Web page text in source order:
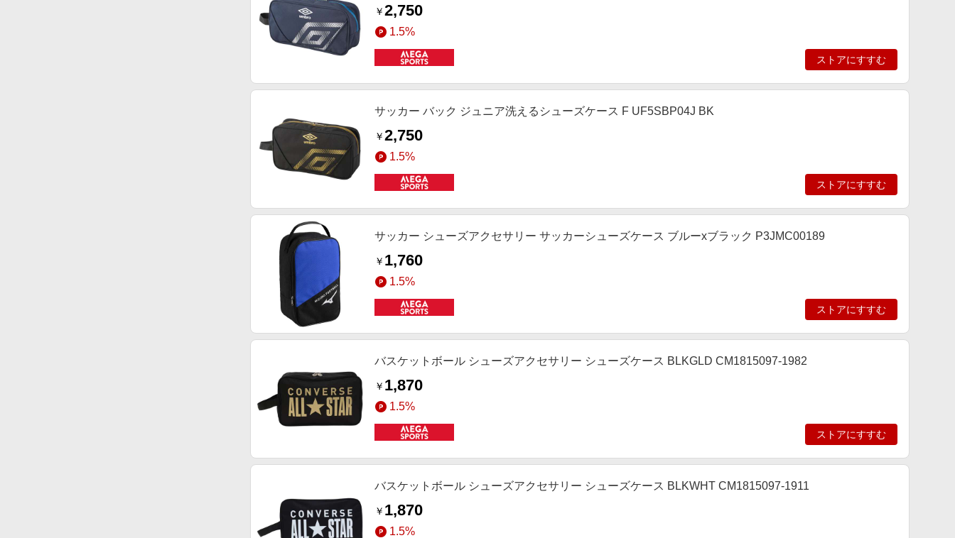
￥2,750
1.5%
ストアにすすむ
サッカー バック ジュニア洗えるシューズケース F UF5SBP04J BK
￥2,750
1.5%
ストアにすすむ
サッカー シューズアクセサリー サッカーシューズケース ブルーxブラック P3JMC00189
￥ 1,760
1.5%
ストアにすすむ
バスケットボール シューズアクセサリー シューズケース BLKGLD CM1815097-1982
￥ 1,870
1.5%
ストアにすすむ
バスケットボール シューズアクセサリー シューズケース BLKWHT CM1815097-1911
￥ 1,870
1.5%